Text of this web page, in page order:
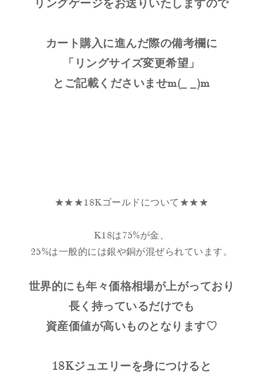
リングゲージをお送りいたしますので
カート購入に進んだ際の備考欄に
「リングサイズ変更希望」
とご記載くださいませm(_ _)m
★★★18Kゴールドについて★★★
K18は75%が金、
25%は一般的には銀や銅が混ぜられています。
世界的にも年々価格相場が上がっており
長く持っているだけでも
資産価値が高いものとなります♡
18Kジュエリーを身につけると